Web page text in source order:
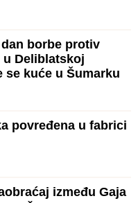
borbe protiv
Deliblatskoj
se kuće u Šumarku
povređena u fabrici
između Gaja